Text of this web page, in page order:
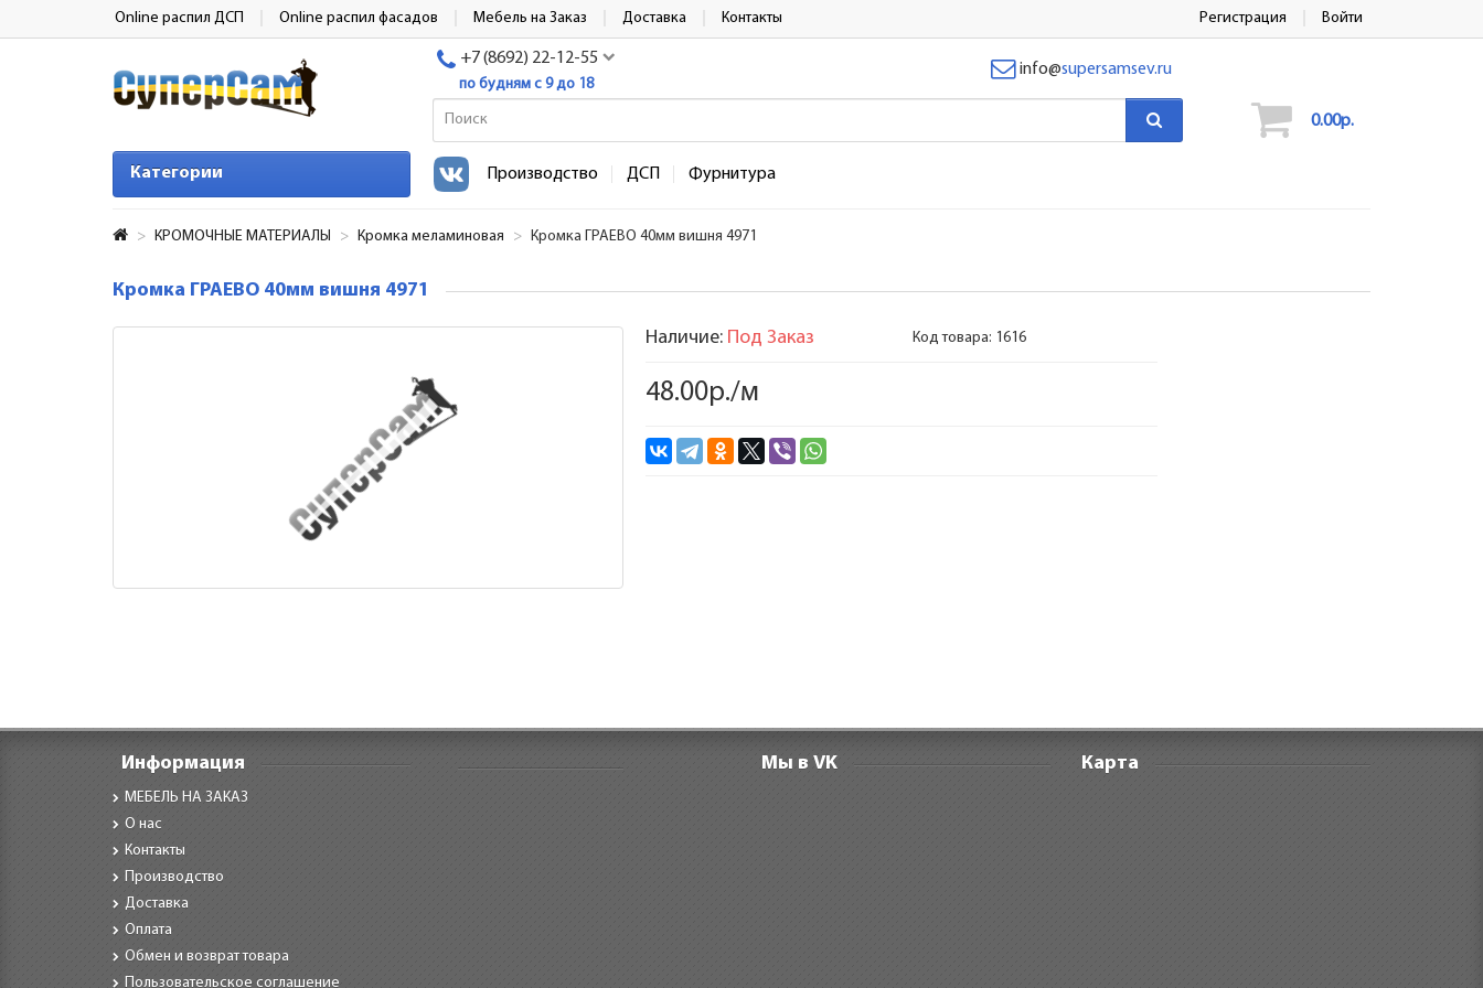
Online распил ДСП Online распил фасадов Мебель на Заказ Доставка Контакты Регистрация Войти
+7 (8692) 22-12-55
по будням с 9 до 18
info@supersamsev.ru
0.00р.
Производство ДСП Фурнитура
Категории
КРОМОЧНЫЕ МАТЕРИАЛЫ Кромка меламиновая Кромка ГРАЕВО 40мм вишня 4971
Кромка ГРАЕВО 40мм вишня 4971
Наличие: Под Заказ Код товара: 1616
48.00р./м
Информация
МЕБЕЛЬ НА ЗАКАЗ
О нас
Контакты
Производство
Доставка
Оплата
Обмен и возврат товара
Пользовательское соглашение
Мы в VK Карта